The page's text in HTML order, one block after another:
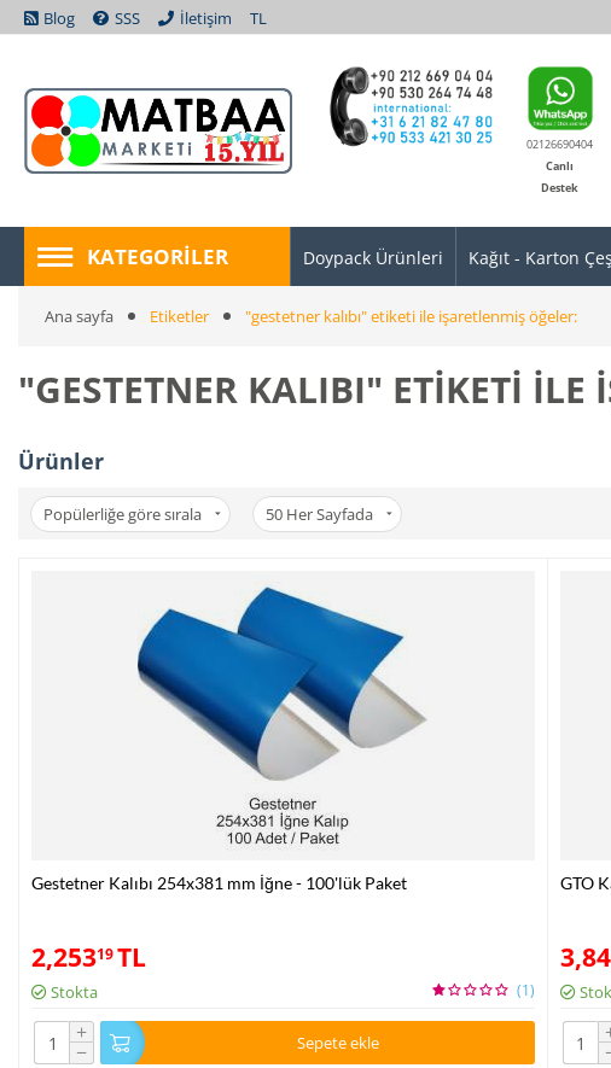
Blog SSS İletişim TL
02126690404
Canlı
Destek
KATEGORILER Doypack Ürünleri Kağıt - Karton
Ana sayfa Etiketler "gestetner kalıbı" etiketi ile işaretlenmiş öğeler:
"GESTETNER KALIBI" ETIKETI ILE
Ürünler
Popülerliğe göre sırala 50 Her Sayfada
Gestetner Kalıbı 254x381 mm İğne - 100'lük Paket
2,25319TL
Stokta (1)
+
− Sepete ekle
GTO